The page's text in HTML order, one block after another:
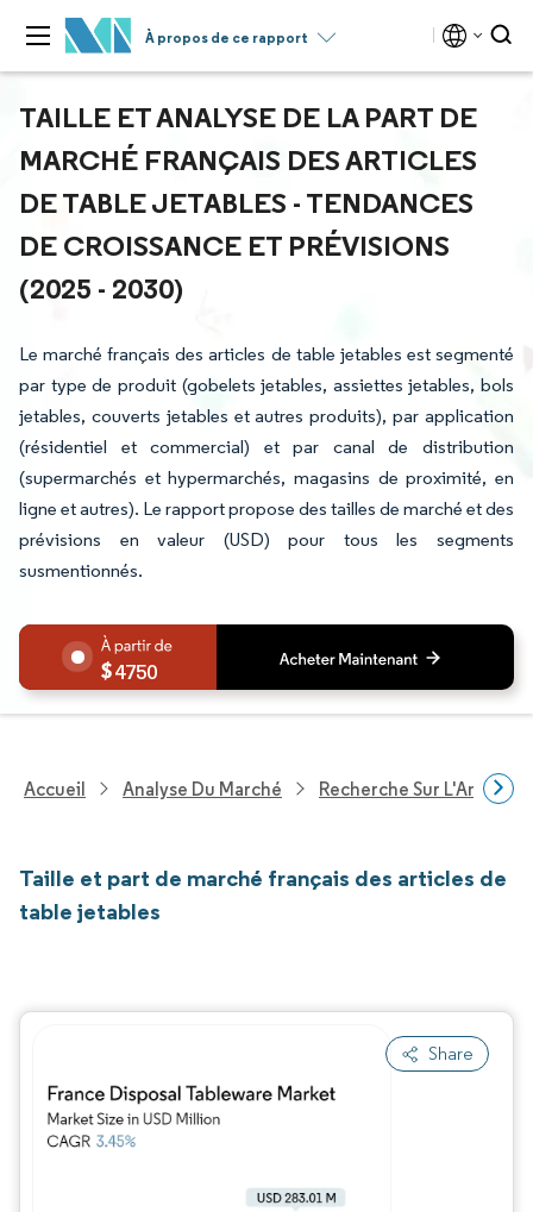
À propos de ce rapport
TAILLE ET ANALYSE DE LA PART DE
MARCHÉ FRANÇAIS DES ARTICLES
DE TABLE JETABLES - TENDANCES
DE CROISSANCE ET PRÉVISIONS
(2025 - 2030)
Le marché français des articles de table jetables est segmenté
par type de produit (gobelets jetables, assiettes jetables, bols
jetables, couverts jetables et autres produits), par application
(résidentiel et commercial) et par canal de distribution
(supermarchés et hypermarchés, magasins de proximité, en
ligne et autres). Le rapport propose des tailles de marché et des
prévisions en valeur (USD) pour tous les segments
susmentionnés.
4750
Accueil Analyse Du Marché Recherche Sur
Taille et part de marché français des articles de
table jetables
Share